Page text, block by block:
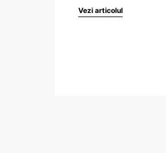
Vezi articolul